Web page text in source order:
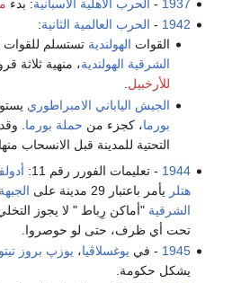
1937
- الحرب الأهلية الاسبانية: بدء
1942
- الحرب العالمية الثانية:
القوات الهولندية تستسلم للقوات
الشرقية الهولندية، منهية ثلاثة
للأرخبيل.
الجيش الياباني الامبراطوري
بورما، كجزء من حملة بورما .
التحتية للمدينة قبل الانسحاب منها.
1944 - تعليمات الفورر رقم 11:
هتلر يأمر باعتبار 29 مدينة على
الجبهة
الشرقية "أماكن رِباط " لا يجوز
تحت أي ظرف، حتى لو حوصروا.
1945 - في يوغسلاڤيا، يوزپ بروز تيتو
يشكل حكومة.